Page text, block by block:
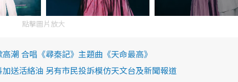
點擊圖片放大
潮 合唱《尋秦記》主題曲《天命最高》
送活絡油 另有市民投訴模仿天文台及新聞報道